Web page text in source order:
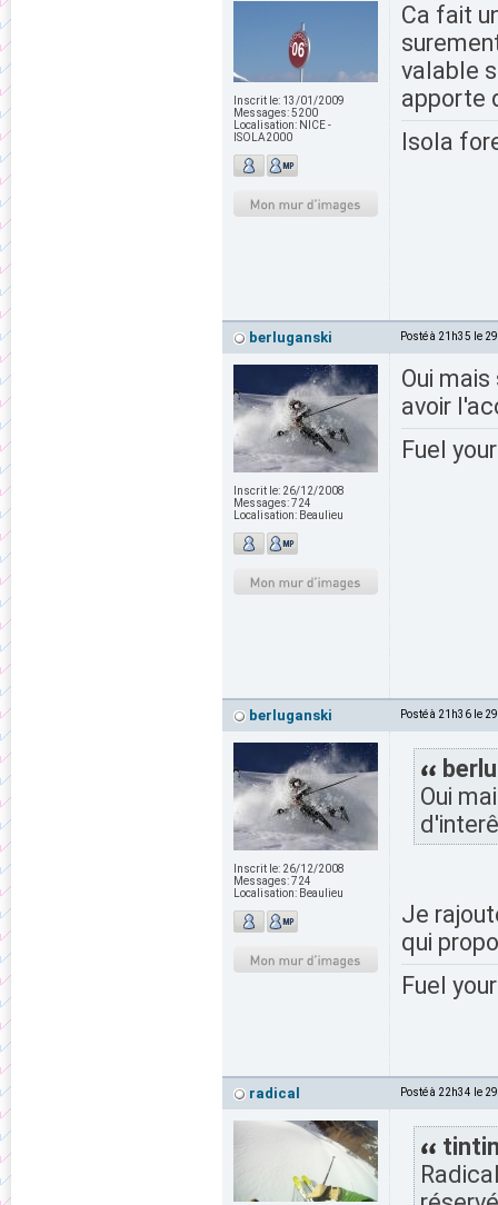
Inscrit le: 13/01/2009
Messages:5200
Localisation: NICE -
ISOLA2000
Ca fait
valable
apporte
Isola
berluganski Posté à 21h35 le
Inscrit le: 26/12/2008
Messages:724
Localisation: Beaulieu
Oui
avoir
Fuel
berluganski Posté à 21h36 le
Inscrit le: 26/12/2008
Messages:724
Localisation: Beaulieu
Oui
Je
qui
Fuel
radical Posté à 22h34 le